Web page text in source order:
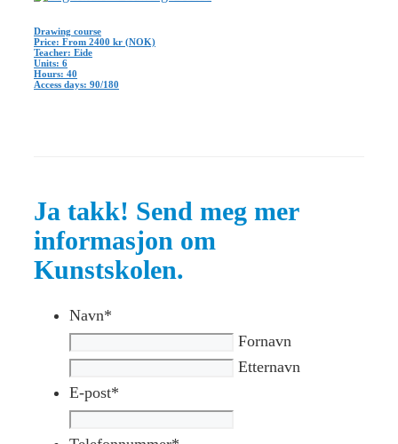
Drawing course
Price: From 2400 kr (NOK)
Teacher: Eide
Units: 6
Hours: 40
Access days: 90/180
Ja takk! Send meg mer
informasjon om
Kunstskolen.
Navn*
Fornavn
Etternavn
E-post*